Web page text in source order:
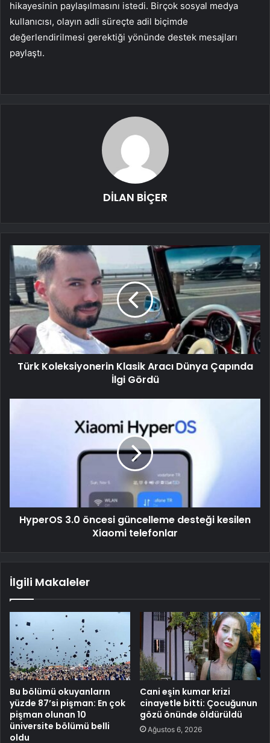
hikayesinin paylaşılmasını istedi. Birçok sosyal medya
kullanıcısı, olayın adli süreçte adil biçimde
değerlendirilmesi gerektiği yönünde destek mesajları
paylaştı.
DİLAN BİÇER
Türk Koleksiyonerin Klasik Aracı Dünya Çapında
İlgi Gördü
HyperOS 3.0 öncesi güncelleme desteği kesilen
Xiaomi telefonlar
İlgili Makaleler
Bu bölümü okuyanların
yüzde 87’si pişman: En çok
pişman olunan 10
üniversite bölümü belli
oldu
Cani eşin kumar krizi
cinayetle bitti: Çocuğunun
gözü önünde öldürüldü
Ağustos 6, 2026